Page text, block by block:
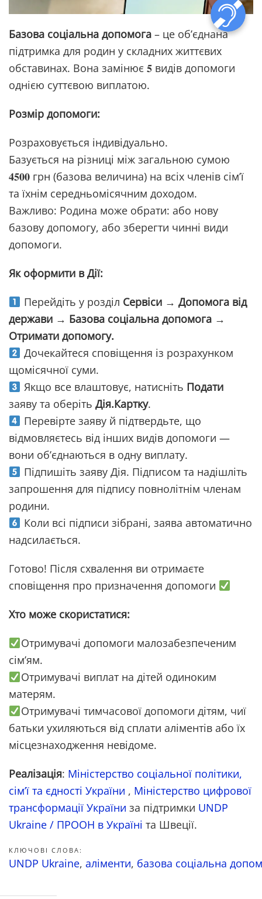
Базова соціальна допомога – це об’єднана
підтримка для родин у складних життєвих
обставинах. Вона замінює 𝟓 видів допомоги
однією суттєвою виплатою.
Розмір допомоги:
Розраховується індивідуально.
Базується на різниці між загальною сумою
𝟒𝟓𝟎𝟎 грн (базова величина) на всіх членів сім’ї
та їхнім середньомісячним доходом.
Важливо: Родина може обрати: або нову
базову допомогу, або зберегти чинні види
допомоги.
Як оформити в Дії:
Перейдіть у розділ Сервіси → Допомога від
держави → Базова соціальна допомога →
Отримати допомогу.
Дочекайтеся сповіщення із розрахунком
щомісячної суми.
Якщо все влаштовує, натисніть Подати
заяву та оберіть Дія.Картку.
Перевірте заяву й підтвердьте, що
відмовляєтесь від інших видів допомоги —
вони об’єднаються в одну виплату.
Підпишіть заяву Дія. Підписом та надішліть
запрошення для підпису повнолітнім членам
родини.
Коли всі підписи зібрані, заява автоматично
надсилається.
Готово! Після схвалення ви отримаєте
сповіщення про призначення допомоги
Хто може скористатися:
Отримувачі допомоги малозабезпеченим
сім’ям.
Отримувачі виплат на дітей одиноким
матерям.
Отримувачі тимчасової допомоги дітям, чиї
батьки ухиляються від сплати аліментів або їх
місцезнаходження невідоме.
Реалізація: Міністерство соціальної політики,
сім’ї та єдності України , Міністерство цифрової
трансформації України за підтримки UNDP
Ukraine / ПРООН в Україні та Швеції.
КЛЮЧОВІ СЛОВА:
UNDP Ukraine, аліменти, базова соціальна